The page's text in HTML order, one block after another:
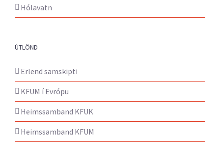
Hólavatn
ÚTLÖND
Erlend samskipti
KFUM í Evrópu
Heimssamband KFUK
Heimssamband KFUM